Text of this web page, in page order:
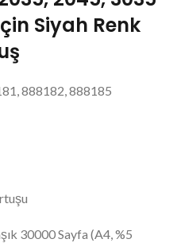
Siyah Renk
888182, 888185
30000 Sayfa (A4, %5